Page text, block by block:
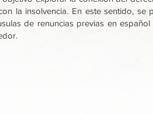
la insolvencia. En este sentido,
de renuncias previas en